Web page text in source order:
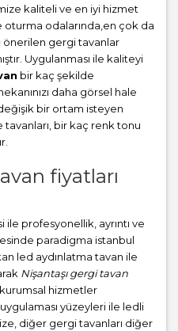
kaliteli ve en iyi hizmet
odalarında,en çok da
önerilen gergi tavanlar
Uygulanması ile kaliteyi
bir kaç şekilde
daha görsel hale
bir ortam isteyen
bir kaç renk tonu
fiyatları
ile profesyonellik, ayrıntı ve
paradigma istanbul
led aydınlatma tavan ile
Nişantaşı gergi tavan
hizmetler
yüzeyleri ile ledli
diğer gergi tavanları diğer